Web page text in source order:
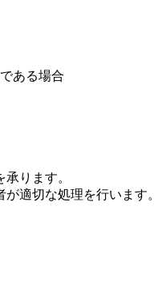
ある場合
ります。
適切な処理を行います。